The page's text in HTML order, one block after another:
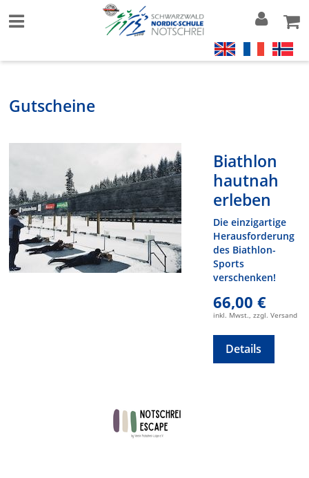
Gutscheine
Biathlon
hautnah
erleben
Die einzigartige
Herausforderung
des Biathlon-
Sports
verschenken!
66,00 €
inkl. Mwst., zzgl. Versand
Details